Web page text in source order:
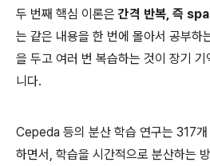
두 번째 핵심 이론은간격 반복, 즉
는 같은 내용을 한 번에 몰아서 공부하
을 두고 여러 번 복습하는 것이 장기
니다.
Cepeda 등의 분산 학습 연구는 317
하면서, 학습을 시간적으로 분산하는